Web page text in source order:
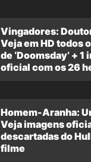
Vingadores:
Veja em HD todos
de ‘Doomsday’ + 1
oficial com os 26
Homem-Aranha:
Veja imagens
descartadas do
filme